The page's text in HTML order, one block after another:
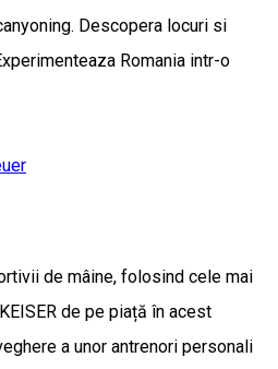
Descopera locuri si
Romania intr-o
de mâine, folosind cele mai
de pe piață în acest
a unor antrenori personali